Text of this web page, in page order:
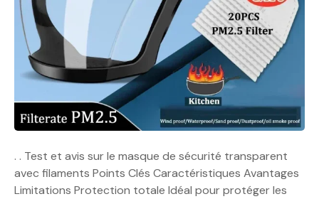
. . Test et avis sur le masque de sécurité transparent
avec filaments Points Clés Caractéristiques Avantages
Limitations Protection totale Idéal pour protéger les